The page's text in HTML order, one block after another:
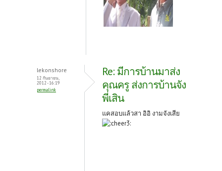
lekonshore
12 กันยายน,
2012 - 16:19
permalink
Re: มีการบ้านมาส่ง
คุณครู ส่งการบ้านจัง
พี่เสิน
แคสอบแล้วสา อิอิ งามจังเสีย